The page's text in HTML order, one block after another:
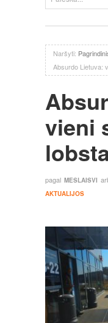
Naršyti:
Absurdo Lietuva:
vieni
pagal MESLAISVI
AKTUALIJOS